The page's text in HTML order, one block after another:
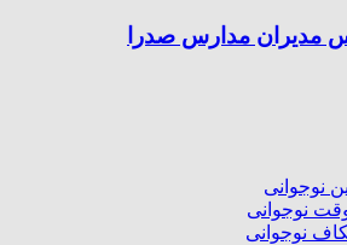
مدیران مدارس صدرا
نوجوانی
وقت نوجوانی
نوجوانی